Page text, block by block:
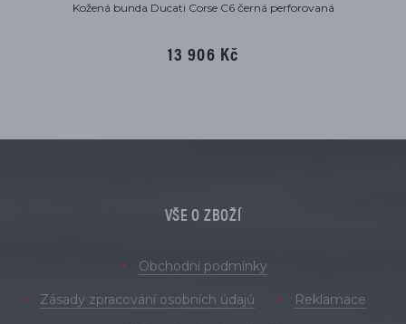
Kožená bunda Ducati Corse C6 černá perforovaná
13 906 Kč
VŠE O ZBOŽÍ
Obchodní podmínky
Zásady zpracování osobních údajů Reklamace